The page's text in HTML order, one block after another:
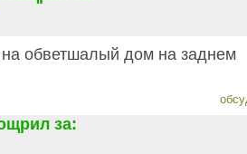
обветшалый дом на заднем
за: